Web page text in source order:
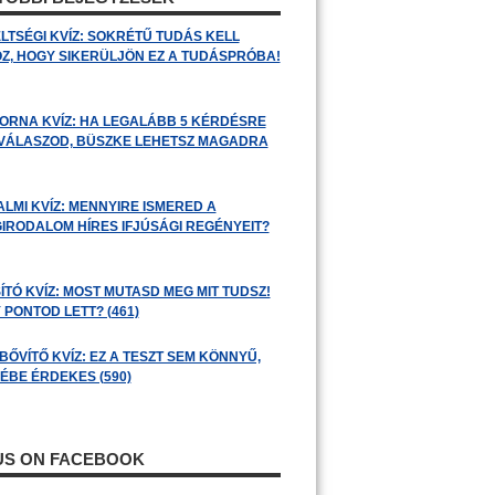
KVÍZ: SOKRÉTŰ TUDÁS KELL
HOGY SIKERÜLJÖN EZ A TUDÁSPRÓBA!
KVÍZ: HA LEGALÁBB 5 KÉRDÉSRE
BÜSZKE LEHETSZ MAGADRA
KVÍZ: MENNYIRE ISMERED A
HÍRES IFJÚSÁGI REGÉNYEIT?
KVÍZ: MOST MUTASD MEG MIT TUDSZ!
LETT? (461)
KVÍZ: EZ A TESZT SEM KÖNNYŰ,
ÉRDEKES (590)
ON FACEBOOK